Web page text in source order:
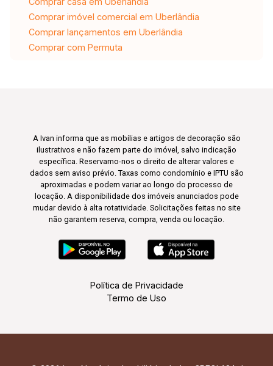
Comprar imóvel comercial em Uberlândia
Comprar lançamentos em Uberlândia
Comprar com Permuta
A Ivan informa que as mobílias e artigos de decoração são
ilustrativos e não fazem parte do imóvel, salvo indicação
específica. Reservamo-nos o direito de alterar valores e
dados sem aviso prévio. Taxas como condomínio e IPTU são
aproximadas e podem variar ao longo do processo de
locação. A disponibilidade dos imóveis anunciados pode
mudar devido à alta rotatividade. Solicitações feitas no site
não garantem reserva, compra, venda ou locação.
Política de Privacidade
Termo de Uso